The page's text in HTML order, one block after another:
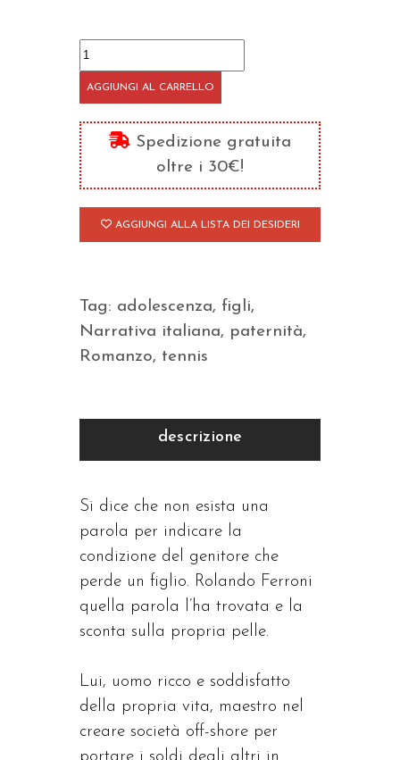
Nel
cuore
del
figlio
quantità
AGGIUNGI AL CARRELLO
Spedizione gratuita
oltre i 30€!
AGGIUNGI ALLA LISTA DEI DESIDERI
Tag: adolescenza, figli,
Narrativa italiana, paternità,
Romanzo, tennis
descrizione
Si dice che non esista una
parola per indicare la
condizione del genitore che
perde un figlio. Rolando Ferroni
quella parola l’ha trovata e la
sconta sulla propria pelle.
Lui, uomo ricco e soddisfatto
della propria vita, maestro nel
creare società off-shore per
portare i soldi degli altri in